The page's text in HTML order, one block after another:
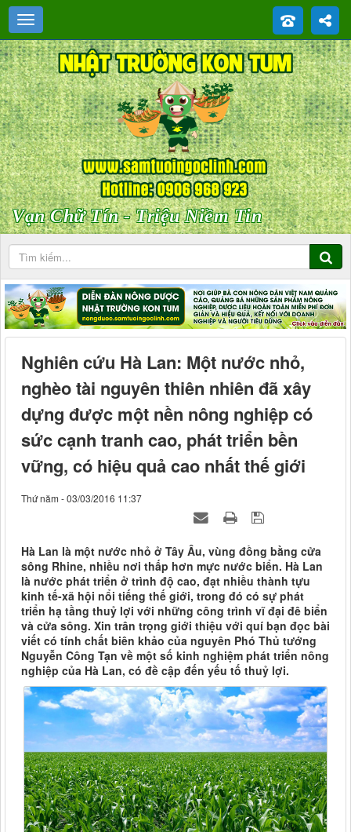
Vạn Chữ Tín - Triệu Niềm Tin
Nghiên cứu Hà Lan: Một nước nhỏ,
nghèo tài nguyên thiên nhiên đã xây
dựng được một nền nông nghiệp có
sức cạnh tranh cao, phát triển bền
vững, có hiệu quả cao nhất thế giới
Thứ năm - 03/03/2016 11:37
Hà Lan là một nước nhỏ ở Tây Âu, vùng đồng bằng cửa
sông Rhine, nhiều nơi thấp hơn mực nước biển. Hà Lan
là nước phát triển ở trình độ cao, đạt nhiều thành tựu
kinh tế-xã hội nổi tiếng thế giới, trong đó có sự phát
triển hạ tầng thuỷ lợi với những công trình vĩ đại đê biển
và cửa sông. Xin trân trọng giới thiệu với quí bạn đọc bài
viết có tính chất biên khảo của nguyên Phó Thủ tướng
Nguyễn Công Tạn về một số kinh nghiệm phát triển nông
nghiệp của Hà Lan, có đề cập đến yếu tố thuỷ lợi.